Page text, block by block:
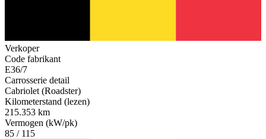
Verkoper
Code fabrikant
E36/7
Carrosserie detail
Cabriolet (Roadster)
Kilometerstand (lezen)
215.353 km
Vermogen (kW/pk)
85 / 115